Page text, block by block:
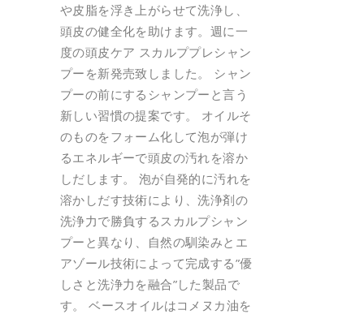
や皮脂を浮き上がらせて洗浄し、
頭皮の健全化を助けます。週に一
度の頭皮ケア スカルププレシャン
プーを新発売致しました。 シャン
プーの前にするシャンプーと言う
新しい習慣の提案です。 オイルそ
のものをフォーム化して泡が弾け
るエネルギーで頭皮の汚れを溶か
しだします。 泡が自発的に汚れを
溶かしだす技術により、洗浄剤の
洗浄力で勝負するスカルプシャン
プーと異なり、自然の馴染みとエ
アゾール技術によって完成する”優
しさと洗浄力を融合”した製品で
す。 ベースオイルはコメヌカ油を